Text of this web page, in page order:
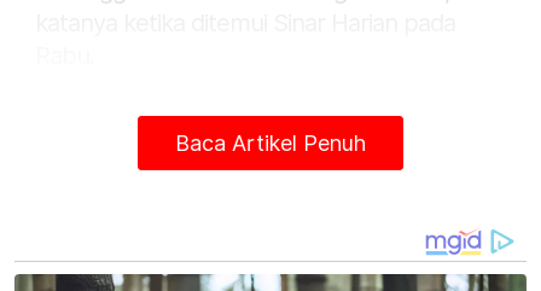
Baca Artikel Penuh